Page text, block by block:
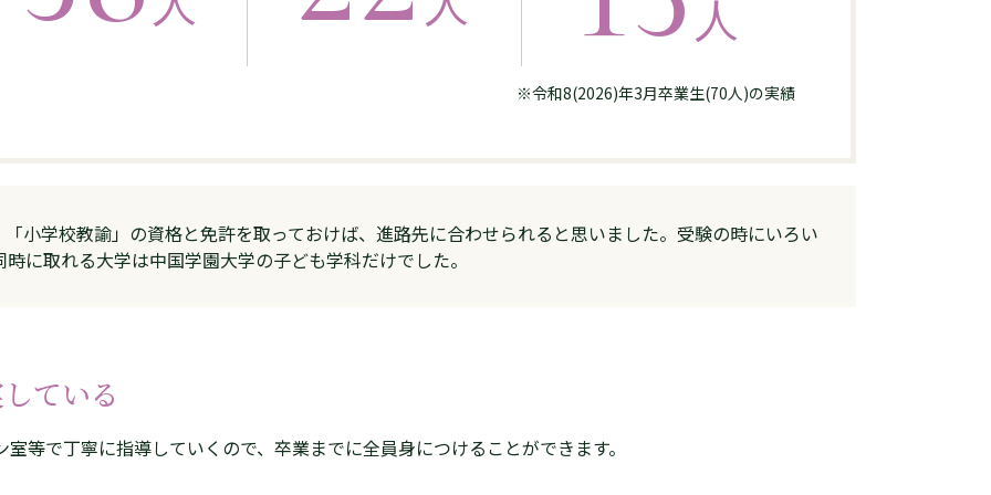
人
※令和8(2026)年3月卒業生(70人)の実績
小学校教諭」の資格と免許を取っておけば、進路先に合わせられると思いました。受験の時にいろい
に取れる大学は中国学園大学の子ども学科だけでした。
ている
等で丁寧に指導していくので、卒業までに全員身につけることができます。